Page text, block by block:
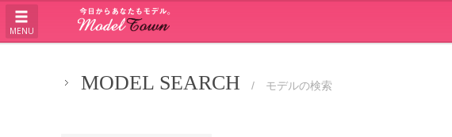
MENU
MODEL SEARCH / モデルの検索